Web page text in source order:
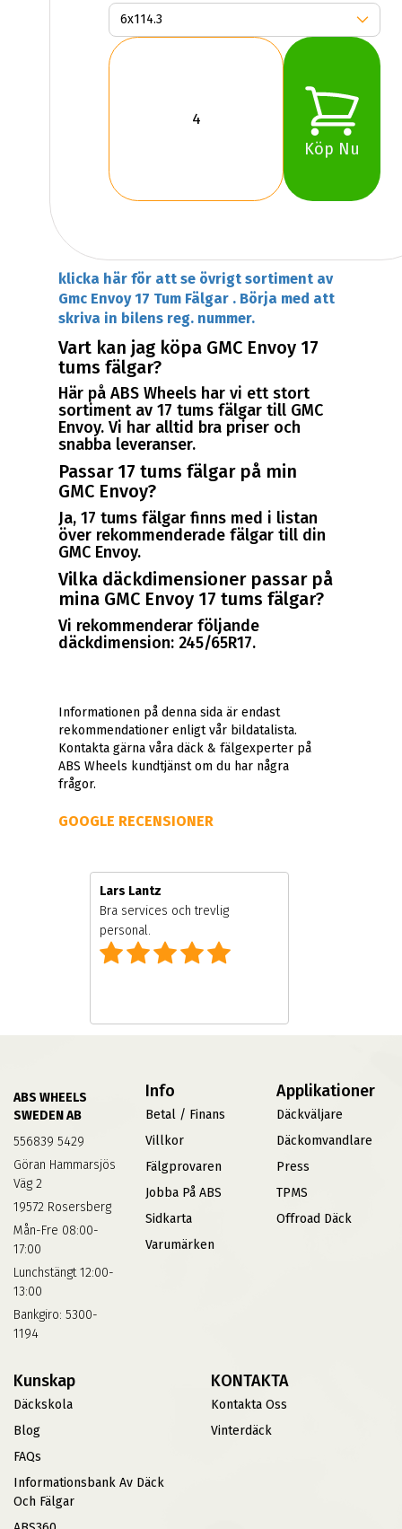
Köp Nu
klicka här för att se övrigt sortiment av
Gmc Envoy 17 Tum Fälgar . Börja med att
skriva in bilens reg. nummer.
Vart kan jag köpa GMC Envoy 17
tums fälgar?
Här på ABS Wheels har vi ett stort
sortiment av 17 tums fälgar till GMC
Envoy. Vi har alltid bra priser och
snabba leveranser.
Passar 17 tums fälgar på min
GMC Envoy?
Ja, 17 tums fälgar finns med i listan
över rekommenderade fälgar till din
GMC Envoy.
Vilka däckdimensioner passar på
mina GMC Envoy 17 tums fälgar?
Vi rekommenderar följande
däckdimension: 245/65R17.
Informationen på denna sida är endast
rekommendationer enligt vår bildatalista.
Kontakta gärna våra däck & fälgexperter på
ABS Wheels kundtjänst om du har några
frågor.
GOOGLE RECENSIONER
Lars Lantz
Bra services och trevlig
personal.
ABS WHEELS
SWEDEN AB
556839 5429
Göran Hammarsjös
Väg 2
19572 Rosersberg
Mån-Fre 08:00-
17:00
Lunchstängt 12:00-
13:00
Bankgiro: 5300-
1194
Info
Betal / Finans
Villkor
Fälgprovaren
Jobba På ABS
Sidkarta
Varumärken
Applikationer
Däckväljare
Däckomvandlare
Press
TPMS
Offroad Däck
Kunskap
Däckskola
Blog
FAQs
Informationsbank Av Däck
Och Fälgar
KONTAKTA
Kontakta Oss
Vinterdäck